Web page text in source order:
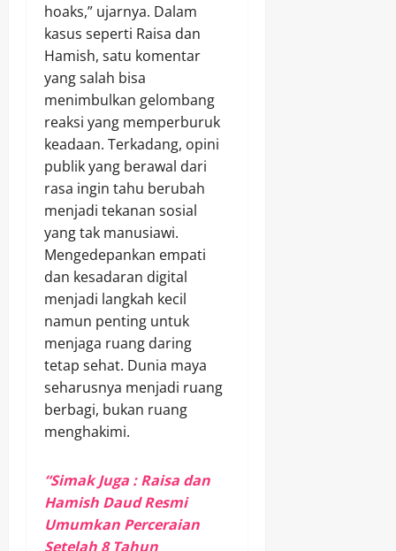
hoaks,” ujarnya. Dalam
kasus seperti Raisa dan
Hamish, satu komentar
yang salah bisa
menimbulkan gelombang
reaksi yang memperburuk
keadaan. Terkadang, opini
publik yang berawal dari
rasa ingin tahu berubah
menjadi tekanan sosial
yang tak manusiawi.
Mengedepankan empati
dan kesadaran digital
menjadi langkah kecil
namun penting untuk
menjaga ruang daring
tetap sehat. Dunia maya
seharusnya menjadi ruang
berbagi, bukan ruang
menghakimi.
“Simak Juga : Raisa dan
Hamish Daud Resmi
Umumkan Perceraian
Setelah 8 Tahun